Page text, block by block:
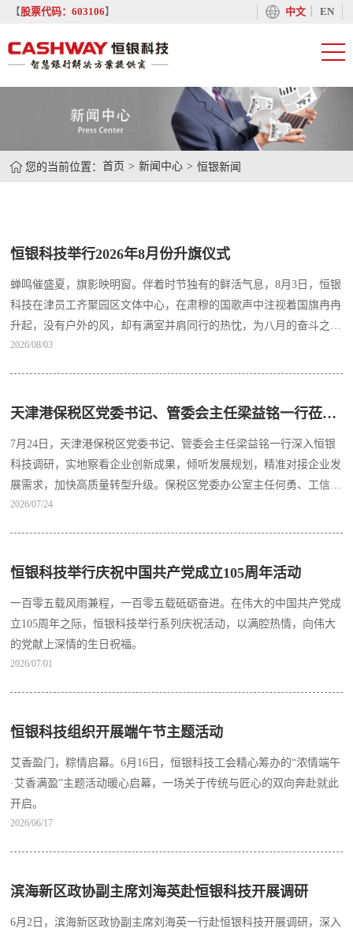
【股票代码：603106】 中文丨 EN
您的当前位置：首页 新闻中心 恒银新闻
恒银科技举行2026年8月份升旗仪式
蝉鸣催盛夏，旗影映明窗。伴着时节独有的鲜活气息，8月3日，恒银
科技在津员工齐聚园区文体中心，在肃穆的国歌声中注视着国旗冉冉
升起，没有户外的风，却有满室并肩同行的热忱，为八月的奋斗之路
开篇。
2026/08/03
天津港保税区党委书记、管委会主任梁益铭一行莅临恒银科技调研指导
7月24日，天津港保税区党委书记、管委会主任梁益铭一行深入恒银
科技调研，实地察看企业创新成果，倾听发展规划，精准对接企业发
展需求，加快高质量转型升级。保税区党委办公室主任何勇、工信局
副局长宋家良、投促中心主任尹磊随同调研。公司党委书记、董事长
2026/07/24
恒银科技举行庆祝中国共产党成立105周年活动
一百零五载风雨兼程，一百零五载砥砺奋进。在伟大的中国共产党成
立105周年之际，恒银科技举行系列庆祝活动，以满腔热情，向伟大
的党献上深情的生日祝福。
2026/07/01
恒银科技组织开展端午节主题活动
艾香盈门，粽情启幕。6月16日，恒银科技工会精心筹办的“浓情端午
·艾香满盈”主题活动暖心启幕，一场关于传统与匠心的双向奔赴就此
开启。
2026/06/17
滨海新区政协副主席刘海英赴恒银科技开展调研
6月2日，滨海新区政协副主席刘海英一行赴恒银科技开展调研，深入